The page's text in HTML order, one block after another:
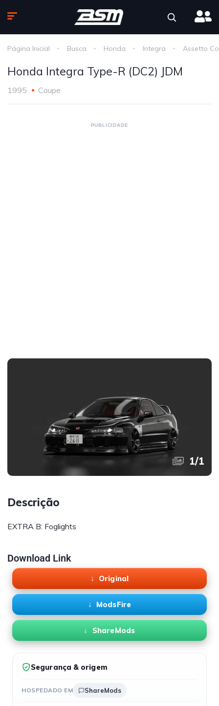
Página Inicial Busca Honda Integra Assetto
Honda Integra Type-R (DC2) JDM
1995 Coupe
PUBLICIDADE
1/1
Descrição
EXTRA B: Foglights
Download Link
Original
ModsFire
ShareMods
Segurança & origem
HOSPEDADO EM ShareMods